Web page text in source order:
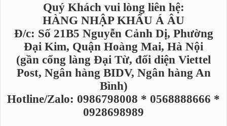
Quý Khách vui lòng liên hệ:
HÀNG NHẬP KHẨU Á ÂU
Đ/c: Số 21B5 Nguyễn Cảnh Dị, Phường
Đại Kim, Quận Hoàng Mai, Hà Nội
(gần cổng làng Đại Từ, đối diện Viettel
Post, Ngân hàng BIDV, Ngân hàng An
Bình)
Hotline/Zalo: 0986798008 * 0568888666 *
0928698989